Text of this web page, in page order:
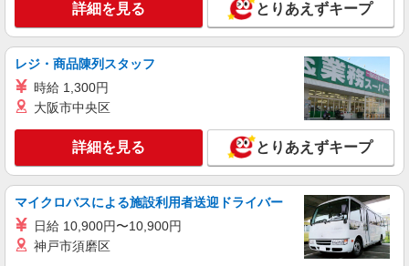
時給1300円 ★日祝＋100円
神奈川県横須賀市大滝町1-13
詳細を見る
パート
閉店業務、商品の売り込み・見切り（値下げ）
時給1300円 ★日祝＋100円
神奈川県横須賀市大滝町1-13
キープ 詳細を見る
詳細を見る とりあえずキープ
レジ・商品陳列スタッフ
時給 1,300円
大阪市中央区
詳細を見る とりあえずキープ
マイクロバスによる施設利用者送迎ドライバー
日給 10,900円〜10,900円
神戸市須磨区